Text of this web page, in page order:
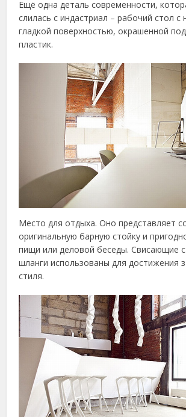
Ещё одна деталь современности,
слилась с индастриал – рабочий стол с
гладкой поверхностью, окрашенной
пластик.
Место для отдыха. Оно представляет
оригинальную барную стойку и
пищи или деловой беседы. Свисающие
шланги использованы для достижения
стиля.